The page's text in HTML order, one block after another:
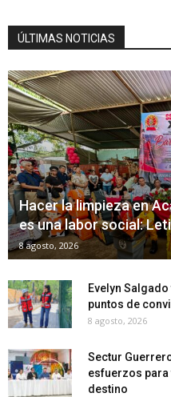
ÚLTIMAS NOTICIAS
Hacer la limpieza en
es una labor social:
8 agosto, 2026
Evelyn
puntos de
8 agosto, 2026
Sectur
esfuerzos
destino